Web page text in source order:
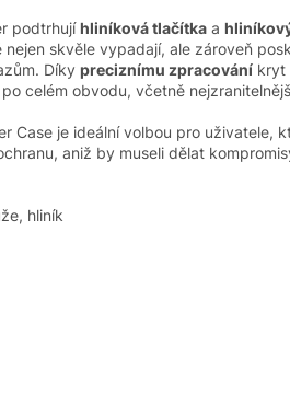
podtrhujíhliníková tlačítka a
nejen skvěle vypadají, ale zároveň
Díky preciznímu zpracování kryt
celém obvodu, včetně
Case je ideální volbou pro uživatele,
aniž by museli dělat
hliník